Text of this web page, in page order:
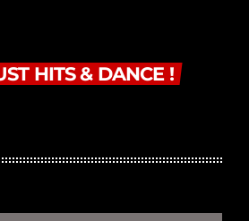
HITS & DANCE !